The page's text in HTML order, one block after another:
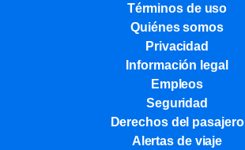
Términos de uso
Quiénes somos
Privacidad
Información legal
Empleos
Seguridad
Derechos del pasajero
Alertas de viaje